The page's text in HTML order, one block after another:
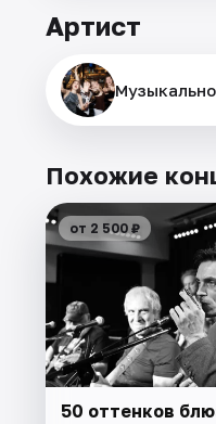
Артист
Похожие
от 2 500 ₽
50 оттенков